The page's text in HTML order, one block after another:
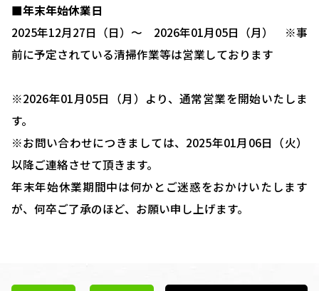
■年末年始休業日
2025年12月27日（日）～ 2026年01月05日（月） ※事
前に予定されている清掃作業等は営業しております
※2026年01月05日（月）より、通常営業を開始いたしま
す。
※お問い合わせにつきましては、2025年01月06日（火）
以降ご連絡させて頂きます。
年末年始休業期間中は何かとご迷惑をおかけいたします
が、何卒ご了承のほど、お願い申し上げます。